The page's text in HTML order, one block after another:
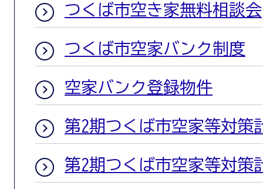
つくば市空き家無料相談会
つくば市空家バンク制度
空家バンク登録物件
第2期つくば市空家等対策
第2期つくば市空家等対策